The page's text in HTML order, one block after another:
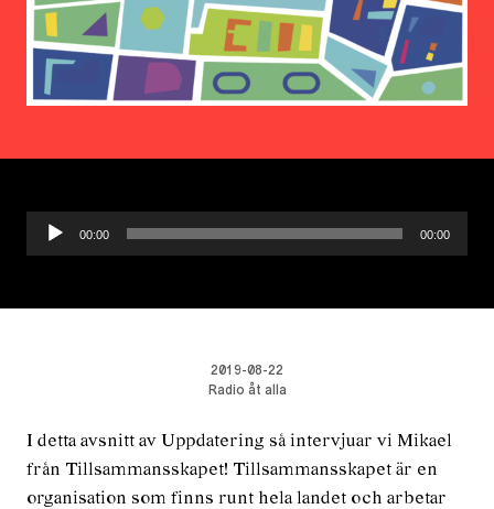
Ljudspelare
00:00 00:00
2019-08-22
Radio åt alla
I detta avsnitt av Uppdatering så intervjuar vi Mikael
från Tillsammansskapet! Tillsammansskapet är en
organisation som finns runt hela landet och arbetar